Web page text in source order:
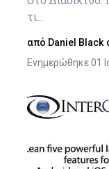
τι...
από Daniel Black
Ενημερώθηκε 01